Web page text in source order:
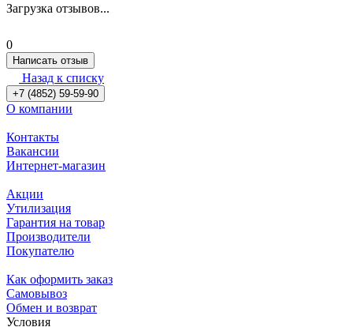
Загрузка отзывов...
0
Написать отзыв
Назад к списку
+7 (4852) 59-59-90
О компании
Контакты
Вакансии
Интернет-магазин
Акции
Утилизация
Гарантия на товар
Производители
Покупателю
Как оформить заказ
Самовывоз
Обмен и возврат
Условия